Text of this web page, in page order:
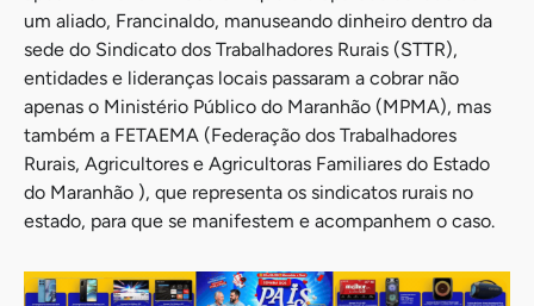
um aliado, Francinaldo, manuseando dinheiro dentro da
sede do Sindicato dos Trabalhadores Rurais (STTR),
entidades e lideranças locais passaram a cobrar não
apenas o Ministério Público do Maranhão (MPMA), mas
também a FETAEMA (Federação dos Trabalhadores
Rurais, Agricultores e Agricultoras Familiares do Estado
do Maranhão ), que representa os sindicatos rurais no
estado, para que se manifestem e acompanhem o caso.